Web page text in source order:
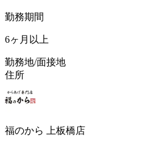
勤務期間
6ヶ月以上
勤務地/面接地
住所
福のから 上板橋店